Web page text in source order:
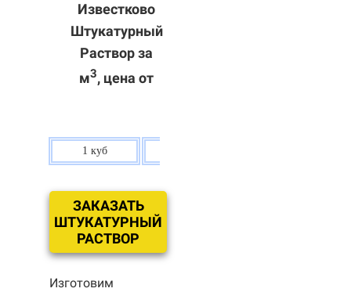
Известково
Штукатурный
Раствор за
м3, цена от
1 куб
ЗАКАЗАТЬ
ШТУКАТУРНЫЙ
РАСТВОР
Изготовим